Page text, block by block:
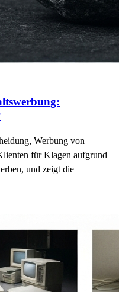
Werbung von
für Klagen aufgrund
und zeigt die